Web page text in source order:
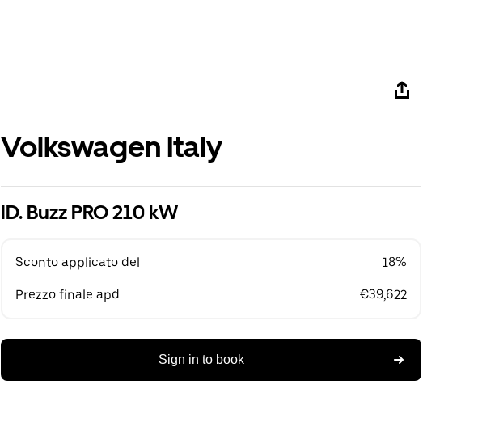
Volkswagen Italy
ID. Buzz PRO 210 kW
Sconto applicato del 18%
Prezzo finale apd €39,622
Sign in to book